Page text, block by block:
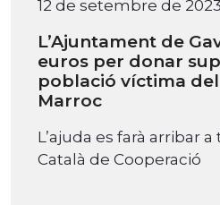
12 de setembre de 2023
L’Ajuntament de
euros per donar
població víctima
Marroc
L’ajuda es farà arribar
Català de Cooperació